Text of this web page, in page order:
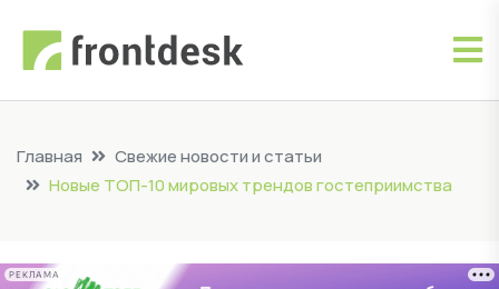
Главная
Свежие новости и статьи
Новые ТОП-10 мировых трендов гостеприимства
РЕКЛАМА